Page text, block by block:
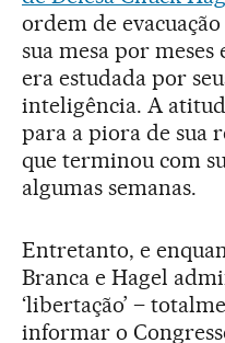
ordem de
sua mesa por
era estudada por
inteligência. A
para a piora de sua
que terminou com
algumas semanas.
Entretanto, e
Branca e Hagel
‘libertação’ –
informar o